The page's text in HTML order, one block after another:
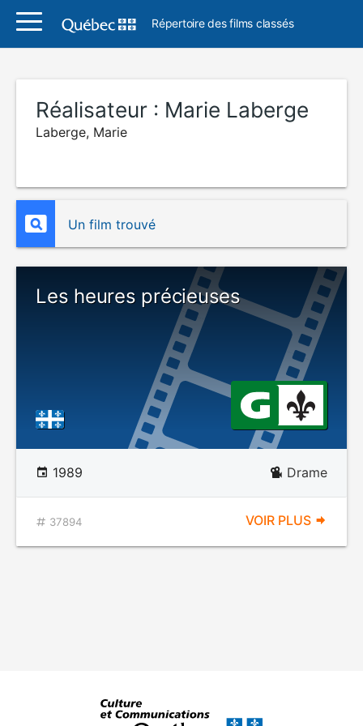
Répertoire des films classés
Réalisateur : Marie Laberge
Laberge, Marie
Un film trouvé
Les heures précieuses
1989 Drame
37894 VOIR PLUS